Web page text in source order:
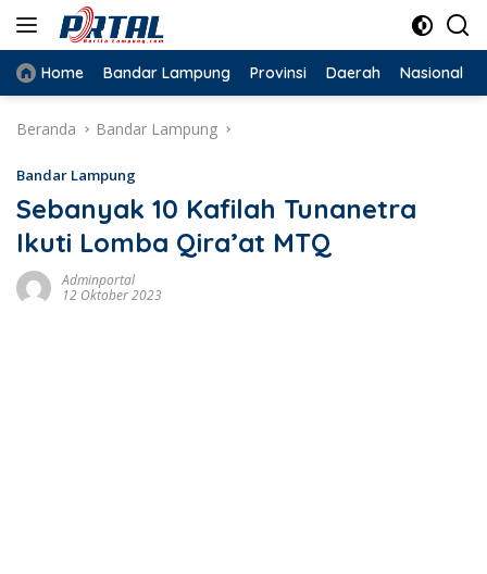
Langsung
konten
Home Bandar Lampung Provinsi Daerah Nasional
Beranda Bandar Lampung
Bandar Lampung
Sebanyak 10 Kafilah Tunanetra
Ikuti Lomba Qira’at MTQ
Adminportal
12 Oktober 2023